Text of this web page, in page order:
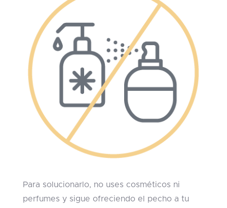
Para solucionarlo, no uses cosméticos ni
perfumes y sigue ofreciendo el pecho a tu